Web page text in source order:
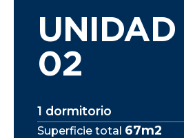
UNIDAD
02
1 dormitorio
Superficie total 67m2